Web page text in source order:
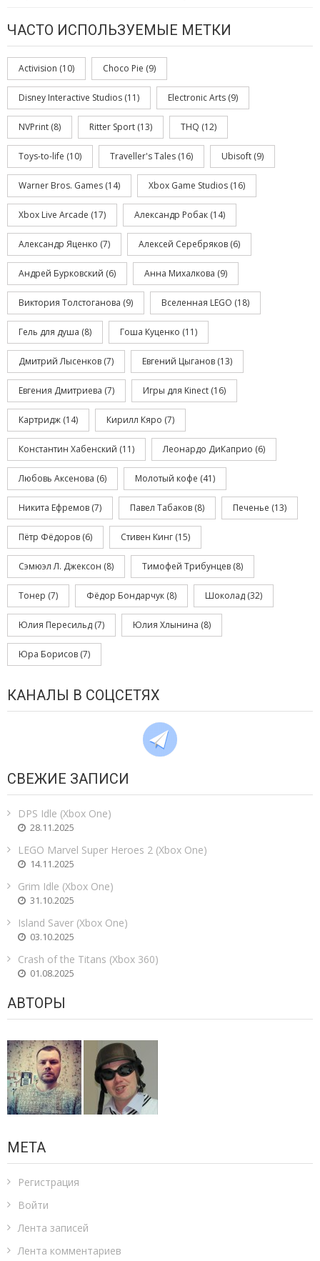
ЧАСТО ИСПОЛЬЗУЕМЫЕ МЕТКИ
Activision (10) Choco Pie (9)
Disney Interactive Studios (11) Electronic Arts (9)
NVPrint (8) Ritter Sport (13) THQ (12)
Toys-to-life (10) Traveller's Tales (16) Ubisoft (9)
Warner Bros. Games (14) Xbox Game Studios (16)
Xbox Live Arcade (17) Александр Робак (14)
Александр Яценко (7) Алексей Серебряков (6)
Андрей Бурковский (6) Анна Михалкова (9)
Виктория Толстоганова (9) Вселенная LEGO (18)
Гель для душа (8) Гоша Куценко (11)
Дмитрий Лысенков (7) Евгений Цыганов (13)
Евгения Дмитриева (7) Игры для Kinect (16)
Картридж (14) Кирилл Кяро (7)
Константин Хабенский (11) Леонардо ДиКаприо (6)
Любовь Аксенова (6) Молотый кофе (41)
Никита Ефремов (7) Павел Табаков (8) Печенье (13)
Пётр Фёдоров (6) Стивен Кинг (15)
Сэмюэл Л. Джексон (8) Тимофей Трибунцев (8)
Тонер (7) Фёдор Бондарчук (8) Шоколад (32)
Юлия Пересильд (7) Юлия Хлынина (8)
Юра Борисов (7)
КАНАЛЫ В СОЦСЕТЯХ
СВЕЖИЕ ЗАПИСИ
DPS Idle (Xbox One)
28.11.2025
LEGO Marvel Super Heroes 2 (Xbox One)
14.11.2025
Grim Idle (Xbox One)
31.10.2025
Island Saver (Xbox One)
03.10.2025
Crash of the Titans (Xbox 360)
01.08.2025
АВТОРЫ
МЕТА
Регистрация
Войти
Лента записей
Лента комментариев